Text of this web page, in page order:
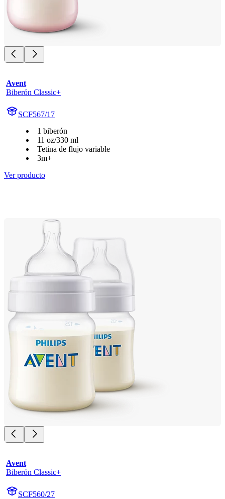
Avent
Biberón Classic+
SCF567/17
1 biberón
11 oz/330 ml
Tetina de flujo variable
3m+
Ver producto
Avent
Biberón Classic+
SCF560/27